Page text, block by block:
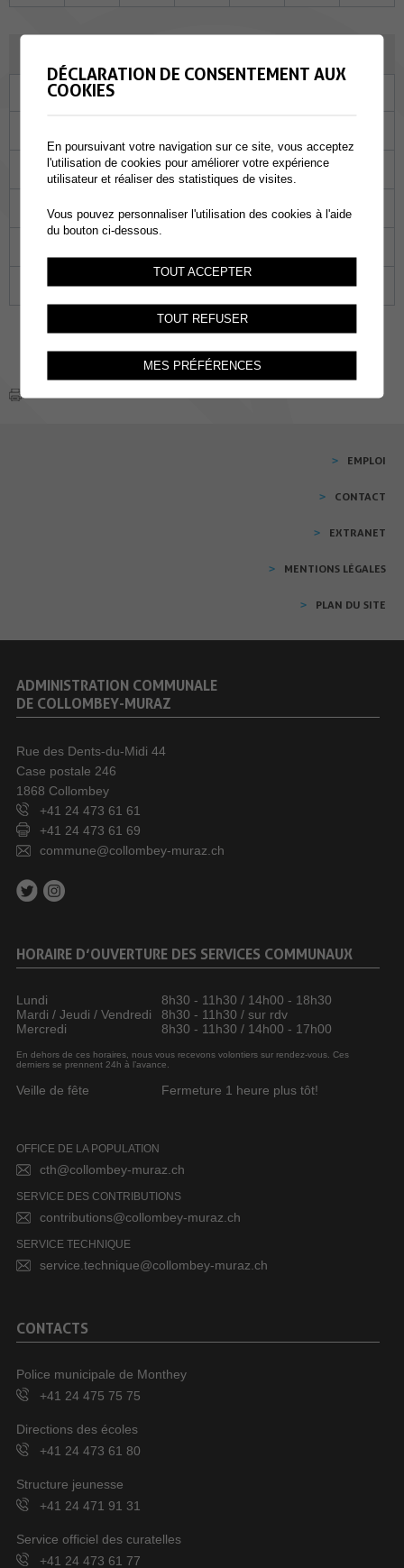
Ma
05 06 07 08 09
14 15 16
26 27 28 29 30
EMPLOI
CONTACT
EXTRANET
MENTIONS LÉGALES
PLAN DU SITE
ADMINISTRATION COMMUNALE
DE COLLOMBEY-MURAZ
Rue des Dents-du-Midi 44
Case postale 246
1868 Collombey
+41 24 473 61 61
+41 24 473 61 69
commune@collombey-muraz.ch
HORAIRE D’OUVERTURE DES SERVICES COMMUNAUX
Lundi
8h30 - 11h30 / 14h00 - 18h30
Mardi / Jeudi / Vendredi
8h30 - 11h30 / sur rdv
Mercredi
8h30 - 11h30 / 14h00 - 17h00
En dehors de ces horaires, nous vous recevons volontiers sur rendez-vous. Ces
derniers se prennent 24h à l’avance.
Veille de fête Fermeture 1 heure plus tôt!
OFFICE DE LA POPULATION
cth@collombey-muraz.ch
SERVICE DES CONTRIBUTIONS
contributions@collombey-muraz.ch
SERVICE TECHNIQUE
service.technique@collombey-muraz.ch
CONTACTS
Police municipale de Monthey
+41 24 475 75 75
Directions des écoles
+41 24 473 61 80
Structure jeunesse
+41 24 471 91 31
Service officiel des curatelles
+41 24 473 61 77
DÉCLARATION DE CONSENTEMENT AUX
COOKIES
En poursuivant votre navigation sur ce site, vous acceptez
l'utilisation de cookies pour améliorer votre expérience
utilisateur et réaliser des statistiques de visites.
Vous pouvez personnaliser l'utilisation des cookies à l'aide
du bouton ci-dessous.
TOUT ACCEPTER
TOUT REFUSER
MES PRÉFÉRENCES